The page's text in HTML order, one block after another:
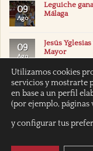
09
Ago
Leguiche
Málaga
09
Ago
Jesús
Mayor
Utilizamos cookies
servicios y mostrarte
en base a un perfil
(por ejemplo, páginas
y configurar tus